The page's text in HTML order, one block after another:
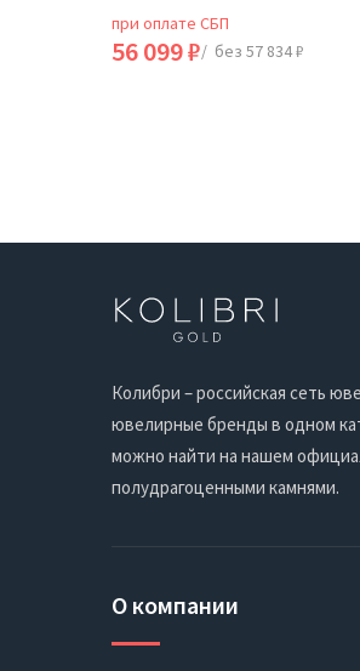
при оплате СБП
56 099 ₽/ без 57 834 ₽
Колибри – российская сеть
ювелирные бренды в одном
можно найти на нашем
полудрагоценными камнями.
О компании